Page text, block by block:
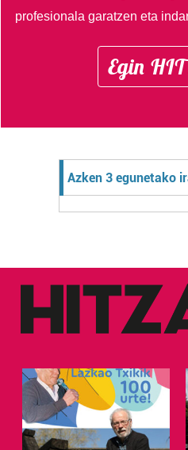
profesionala garatzen eta
Egin
Azken 3 egunetako